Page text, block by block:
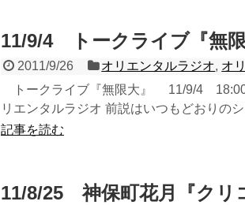
11/9/4 トークライブ『無限
2011/9/26 オリエンタルラジオ, オ
トークライブ『無限大』 11/9/4
リエンタルラジオ 前説はいつもどおりの
記事を読む
11/8/25 神保町花月『クリ